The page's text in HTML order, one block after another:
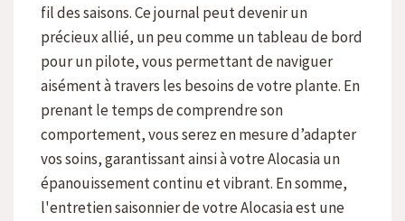
fil des saisons. Ce journal peut devenir un
précieux allié, un peu comme un tableau de bord
pour un pilote, vous permettant de naviguer
aisément à travers les besoins de votre plante. En
prenant le temps de comprendre son
comportement, vous serez en mesure d’adapter
vos soins, garantissant ainsi à votre Alocasia un
épanouissement continu et vibrant. En somme,
l'entretien saisonnier de votre Alocasia est une